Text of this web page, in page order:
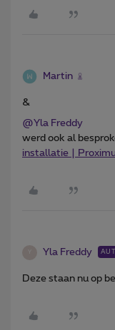
Martin
&
@Yla Freddy
werd ook al
installatie |
Yla Freddy
Deze staan nu op